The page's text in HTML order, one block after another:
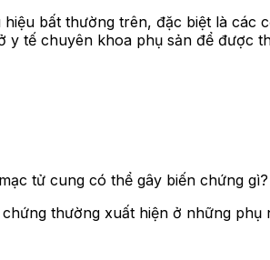
bất thường trên, đặc biệt là
y tế chuyên khoa phụ sản để được
tử cung có thể gây biến chứng gì?
thường xuất hiện ở những